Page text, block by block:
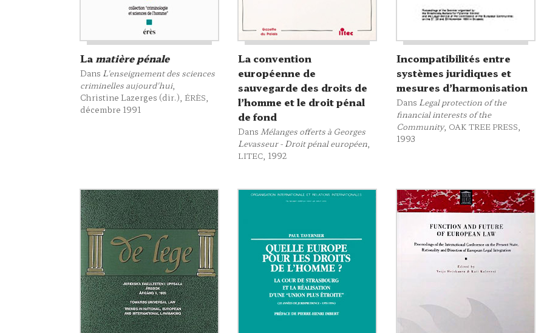
Lamatière pénale
Dans L'enseignement des sciences
criminelles aujourd'hui,
Christine Lazerges (dir.), ÉRÈS,
décembre 1991
La convention
européenne de
sauvegarde des droits de
l’homme et le droit pénal
de fond
DansMélanges offerts à Georges
Levasseur - Droit pénal européen,
LITEC, 1992
Incompatibilités entre
systèmes juridiques et
mesures d’harmonisation
Dans Legal protection of the
financial interests of the
Community, OAK TREE PRESS,
1993